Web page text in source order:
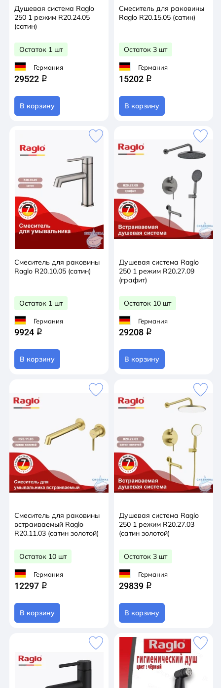
Душевая система Raglo
250 1 режим R20.24.05
(сатин)
Остаток 1 шт
Германия
29522 q
В корзину
Смеситель для раковины
Raglo R20.15.05 (сатин)
Остаток 3 шт
Германия
15202 q
В корзину
Смеситель для раковины
Raglo R20.10.05 (сатин)
Остаток 1 шт
Германия
9924 q
В корзину
Душевая система Raglo
250 1 режим R20.27.09
(графит)
Остаток 10 шт
Германия
29208 q
В корзину
Смеситель для раковины
встраиваемый Raglo
R20.11.03 (сатин золотой)
Остаток 10 шт
Германия
12297 q
В корзину
Душевая система Raglo
250 1 режим R20.27.03
(сатин золотой)
Остаток 3 шт
Германия
29839 q
В корзину